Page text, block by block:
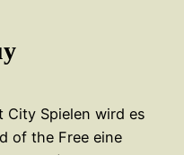
City Spielen wird es
of the Free eine